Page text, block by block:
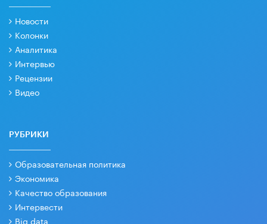
Новости
Колонки
Аналитика
Интервью
Рецензии
Видео
РУБРИКИ
Образовательная политика
Экономика
Качество образования
Интервести
Big data